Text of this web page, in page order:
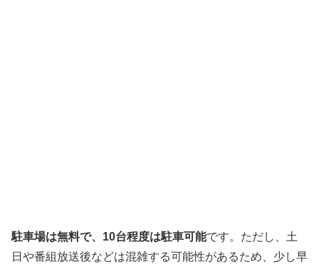
駐車場は無料で、10台程度は駐車可能です。ただし、土
日や番組放送後などは混雑する可能性があるため、少し早